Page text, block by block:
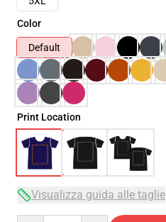
Color
Default
Print Location
Visualizza guida alle taglie